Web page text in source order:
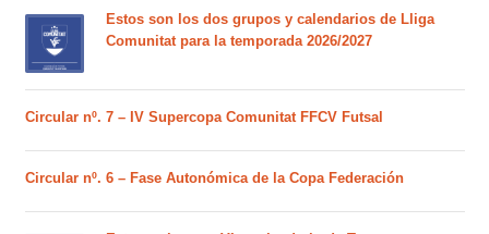
Estos son los dos grupos y calendarios de Lliga
Comunitat para la temporada 2026/2027
Circular nº. 7 – IV Supercopa Comunitat FFCV Futsal
Circular nº. 6 – Fase Autonómica de la Copa Federación